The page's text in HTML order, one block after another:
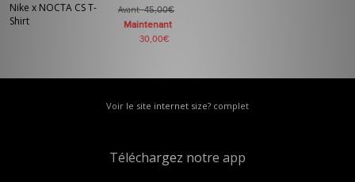
Nike x NOCTA CS T-
Shirt
Avant45,00€
Maintenant
30,00€
Voir le site internet size? complet
Téléchargez notre app